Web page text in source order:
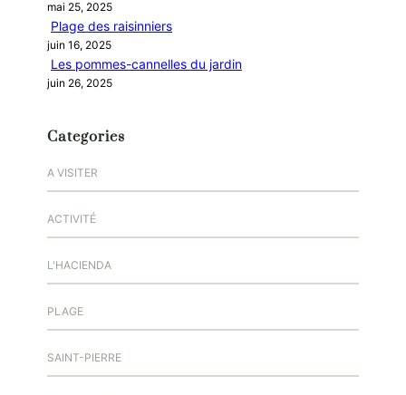
mai 25, 2025
Plage des raisinniers
juin 16, 2025
Les pommes-cannelles du jardin
juin 26, 2025
Categories
A VISITER
ACTIVITÉ
L'HACIENDA
PLAGE
SAINT-PIERRE